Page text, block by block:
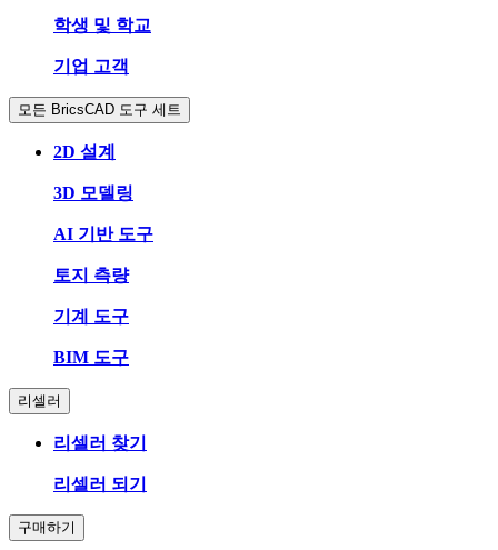
학생 및 학교
기업 고객
모든 BricsCAD 도구 세트
2D 설계
3D 모델링
AI 기반 도구
토지 측량
기계 도구
BIM 도구
리셀러
리셀러 찾기
리셀러 되기
구매하기